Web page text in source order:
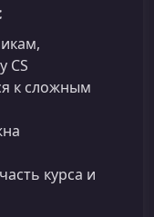
CS
к сложным
курса и